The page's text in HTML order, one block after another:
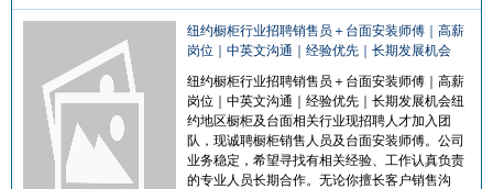
纽约橱柜行业招聘销售员＋台面安装师傅｜高薪
岗位｜中英文沟通｜经验优先｜长期发展机会
纽约橱柜行业招聘销售员＋台面安装师傅｜高薪
岗位｜中英文沟通｜经验优先｜长期发展机会纽
约地区橱柜及台面相关行业现招聘人才加入团
队，现诚聘橱柜销售人员及台面安装师傅。公司
业务稳定，希望寻找有相关经验、工作认真负责
的专业人员长期合作。无论你擅长客户销售沟